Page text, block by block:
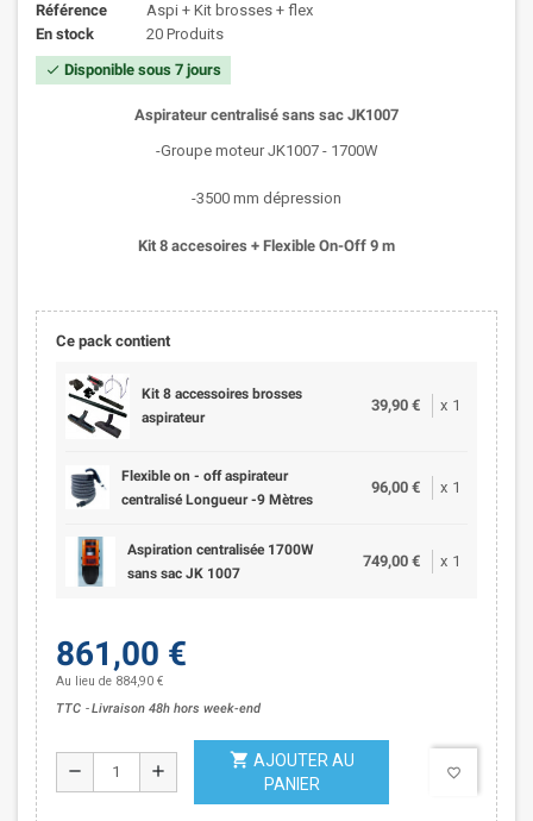
Référence
Aspi + Kit brosses + flex
En stock
20 Produits
check Disponible sous 7 jours
Aspirateur centralisé sans sac JK1007
-Groupe moteur JK1007 - 1700W
-3500 mm dépression
Kit 8 accesoires + Flexible On-Off 9 m
Ce pack contient
Kit 8 accessoires brosses
aspirateur
39,90 € x 1
Flexible on - off aspirateur
centralisé Longueur -9 Mètres
96,00 € x 1
Aspiration centralisée 1700W
sans sac JK 1007
749,00 € x 1
861,00 €
Au lieu de 884,90 €
TTC
Livraison 48h hors week-end
remove add
shopping_cart AJOUTER AU
PANIER
favorite_border